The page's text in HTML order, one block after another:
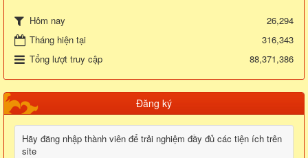
Hôm nay
26,294
Tháng hiện tại
316,343
Tổng lượt truy cập
88,371,386
Đăng ký
Hãy đăng nhập thành viên để trải nghiệm đầy đủ các tiện ích trên
site